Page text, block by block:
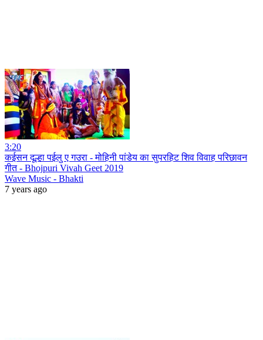
3:20
कईसन दूल्हा पईलु ए गउरा - मोहिनी पांडेय का सुपरहिट शिव विवाह परिछावन
गीत - Bhojpuri Vivah Geet 2019
Wave Music - Bhakti
7 years ago